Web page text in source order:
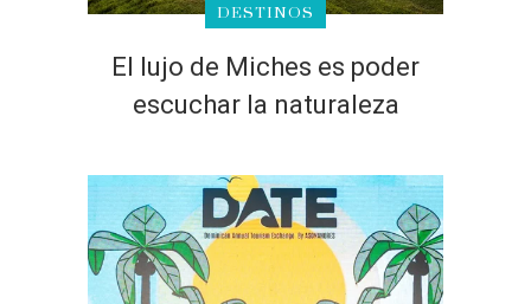
DESTINOS
El lujo de Miches es poder
escuchar la naturaleza